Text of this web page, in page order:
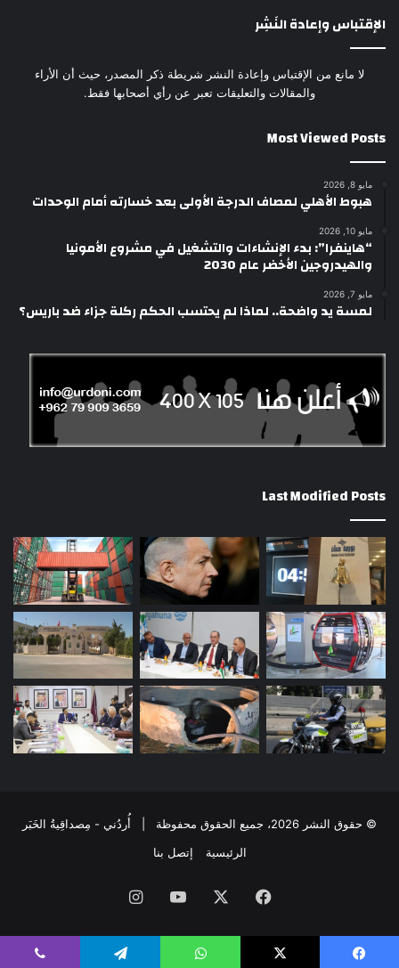
الإقتباس وإعادة النَشِر
لا مانع من الإقتباس وإعادة النشر شريطة ذكر المصدر، حيث أن الأراء
والمقالات والتعليقات تعبر عن رأي أصحابها فقط.
Most Viewed Posts
مايو 8, 2026
هبوط الأهلي لمصاف الدرجة الأولى بعد خسارته أمام الوحدات
مايو 10, 2026
“هاينفرا”: بدء الإنشاءات والتشغيل في مشروع الأمونيا
والهيدروجين الأخضر عام 2030
مايو 7, 2026
لمسة يد واضحة.. لماذا لم يحتسب الحكم ركلة جزاء ضد باريس؟
Last Modified Posts
© حقوق النشر 2026، جميع الحقوق محفوظة | أُردُني - مِصداقِيةُ الخَبَر
الرئيسية
إتصل بنا
فيسبوك ‫YouTube